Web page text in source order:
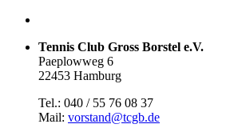
Tennis Club Gross Borstel e.V.
Paeplowweg 6
22453 Hamburg
Tel.: 040 / 55 76 08 37
Mail: vorstand@tcgb.de